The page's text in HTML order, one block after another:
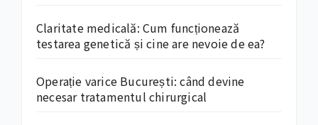
Claritate medicală: Cum funcționează
testarea genetică și cine are nevoie de ea?
Operație varice București: când devine
necesar tratamentul chirurgical